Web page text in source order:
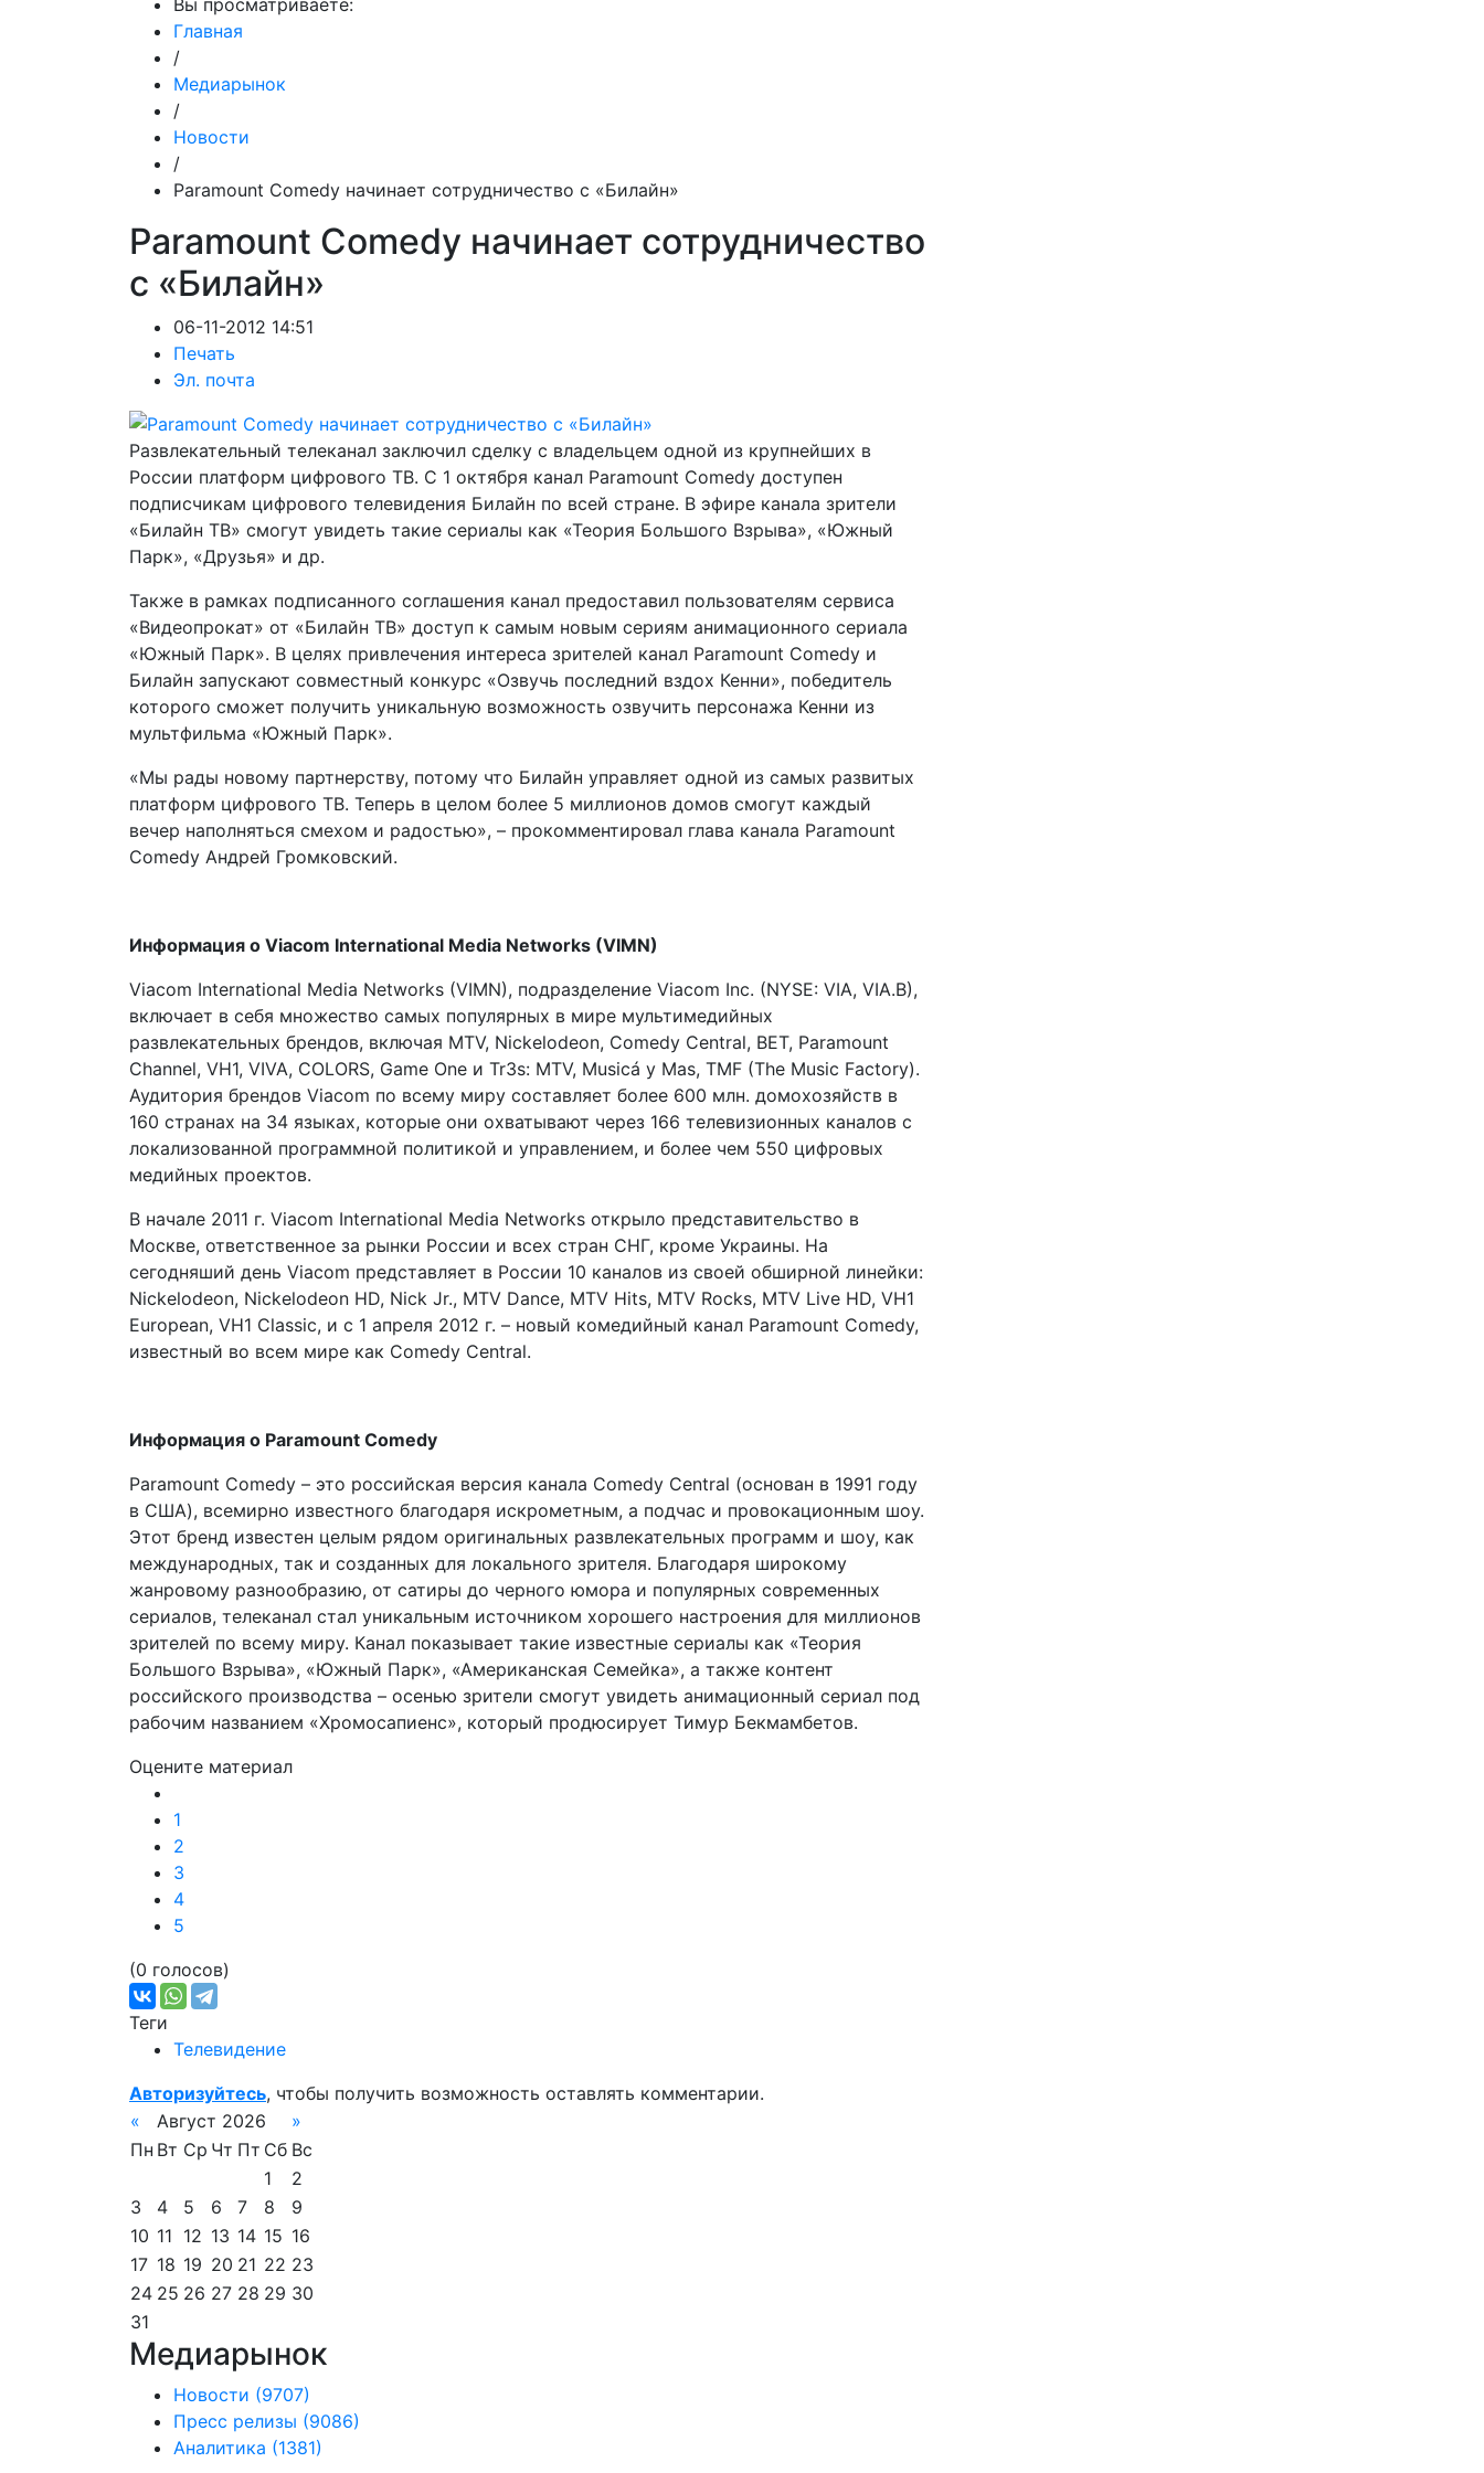
Вы просматриваете:
Главная
/
Медиарынок
/
Новости
/
Paramount Comedy начинает сотрудничество с «Билайн»
Paramount Comedy начинает сотрудничество
с «Билайн»
06-11-2012 14:51
Печать
Эл. почта
Развлекательный телеканал заключил сделку с владельцем одной из крупнейших в
России платформ цифрового ТВ. С 1 октября канал Paramount Comedy доступен
подписчикам цифрового телевидения Билайн по всей стране. В эфире канала зрители
«Билайн ТВ» смогут увидеть такие сериалы как «Теория Большого Взрыва», «Южный
Парк», «Друзья» и др.
Также в рамках подписанного соглашения канал предоставил пользователям сервиса
«Видеопрокат» от «Билайн ТВ» доступ к самым новым сериям анимационного сериала
«Южный Парк». В целях привлечения интереса зрителей канал Paramount Comedy и
Билайн запускают совместный конкурс «Озвучь последний вздох Кенни», победитель
которого сможет получить уникальную возможность озвучить персонажа Кенни из
мультфильма «Южный Парк».
«Мы рады новому партнерству, потому что Билайн управляет одной из самых развитых
платформ цифрового ТВ. Теперь в целом более 5 миллионов домов смогут каждый
вечер наполняться смехом и радостью», – прокомментировал глава канала Paramount
Comedy Андрей Громковский.
Информация о Viacom International Media Networks (VIMN)
Viacom International Media Networks (VIMN), подразделение Viacom Inc. (NYSE: VIA, VIA.B),
включает в себя множество самых популярных в мире мультимедийных
развлекательных брендов, включая MTV, Nickelodeon, Comedy Central, BET, Paramount
Channel, VH1, VIVA, COLORS, Game One и Tr3s: MTV, Musicá y Mas, TMF (The Music Factory).
Аудитория брендов Viacom по всему миру составляет более 600 млн. домохозяйств в
160 странах на 34 языках, которые они охватывают через 166 телевизионных каналов с
локализованной программной политикой и управлением, и более чем 550 цифровых
медийных проектов.
В начале 2011 г. Viacom International Media Networks открыло представительство в
Москве, ответственное за рынки России и всех стран СНГ, кроме Украины. На
сегодняший день Viacom представляет в России 10 каналов из своей обширной линейки:
Nickelodeon, Nickelodeon HD, Nick Jr., MTV Dance, MTV Hits, MTV Rocks, MTV Live HD, VH1
European, VH1 Classic, и с 1 апреля 2012 г. – новый комедийный канал Paramount Comedy,
известный во всем мире как Comedy Central.
Информация о Paramount Comedy
Paramount Comedy – это российская версия канала Comedy Central (основан в 1991 году
в США), всемирно известного благодаря искрометным, а подчас и провокационным шоу.
Этот бренд известен целым рядом оригинальных развлекательных программ и шоу, как
международных, так и созданных для локального зрителя. Благодаря широкому
жанровому разнообразию, от сатиры до черного юмора и популярных современных
сериалов, телеканал стал уникальным источником хорошего настроения для миллионов
зрителей по всему миру. Канал показывает такие известные сериалы как «Теория
Большого Взрыва», «Южный Парк», «Американская Семейка», а также контент
российского производства – осенью зрители смогут увидеть анимационный сериал под
рабочим названием «Хромосапиенс», который продюсирует Тимур Бекмамбетов.
Оцените материал
1
2
3
4
5
(0 голосов)
Теги
Телевидение
Авторизуйтесь, чтобы получить возможность оставлять комментарии.
«
Август 2026
»
Пн Вт Ср Чт Пт Сб Вс
1
2
3
4 5 6 7 8
9
10 11 12 13 14 15 16
17 18 19 20 21 22 23
24 25 26 27 28 29 30
31
Медиарынок
Новости (9707)
Пресс релизы (9086)
Аналитика (1381)